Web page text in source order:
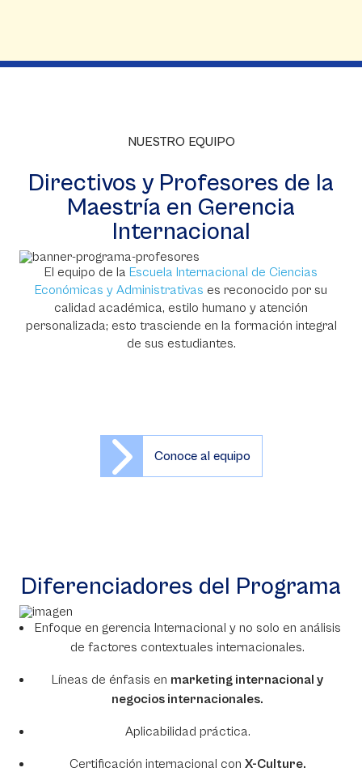
NUESTRO EQUIPO
Directivos y Profesores de la
Maestría en Gerencia
Internacional
El equipo de la Escuela Internacional de Ciencias
Económicas y Administrativas es reconocido por su
calidad académica, estilo humano y atención
personalizada; esto trasciende en la formación integral
de sus estudiantes.
Conoce al equipo
Diferenciadores del Programa
Enfoque en gerencia Internacional y no solo en análisis
de factores contextuales internacionales.
Líneas de énfasis en marketing internacional y
negocios internacionales.
Aplicabilidad práctica.
Certificación internacional con X-Culture.